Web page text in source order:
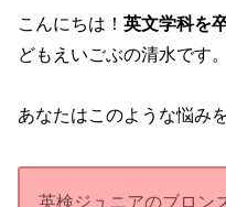
こんにちは！英文学科を
どもえいごぶの清水です。
あなたはこのような悩み
英検ジュニアのブロン